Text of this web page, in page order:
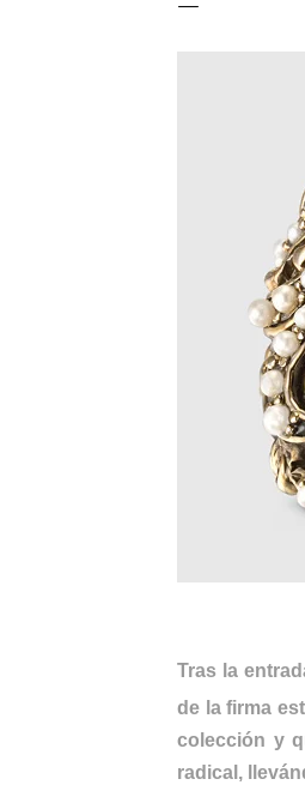
Tras la
de la firma
colección y
radical,